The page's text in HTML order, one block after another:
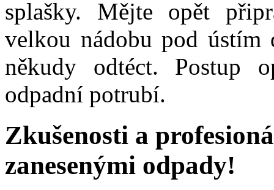
splašky. Mějte opět
velkou nádobu pod
někudy odtéct. Postup
odpadní potrubí.
Zkušenosti a
zanesenými odpady!